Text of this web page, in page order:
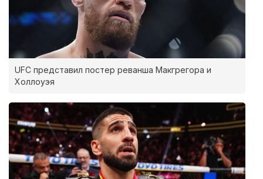
UFC представил постер реванша Макгрегора и
Холлоуэя